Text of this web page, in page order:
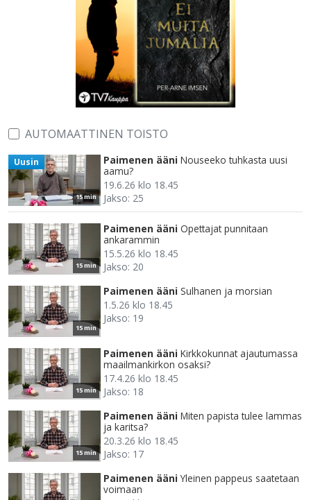
AUTOMAATTINEN TOISTO
15 min
Uusin Paimenen ääni Nouseeko tuhkasta uusi
aamu?
19.6.26 klo 18.45
Jakso: 25
15 min
Paimenen ääni Opettajat punnitaan
ankarammin
15.5.26 klo 18.45
Jakso: 20
15 min
Paimenen ääni Sulhanen ja morsian
1.5.26 klo 18.45
Jakso: 19
15 min
Paimenen ääni Kirkkokunnat ajautumassa
maailmankirkon osaksi?
17.4.26 klo 18.45
Jakso: 18
15 min
Paimenen ääni Miten papista tulee lammas
ja karitsa?
20.3.26 klo 18.45
Jakso: 17
Paimenen ääni Yleinen pappeus saatetaan
voimaan